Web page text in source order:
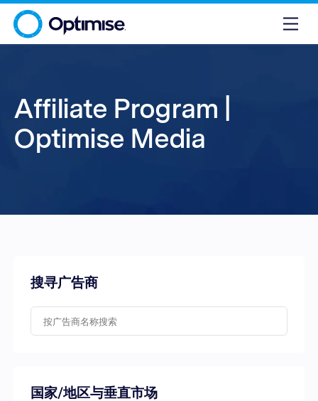
Affiliate Program |
Optimise Media
搜寻广告商
国家/地区与垂直市场